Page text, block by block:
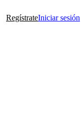
RegístrateIniciar sesión